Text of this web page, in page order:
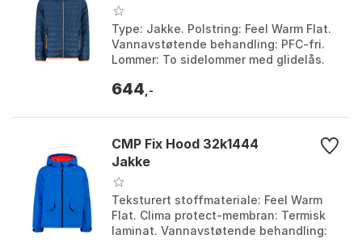
Type: Jakke. Polstring: Feel Warm Flat.
Vannavstøtende behandling: PFC-fri.
Lommer: To sidelommer med glidelås.
3Y, 5Y...
644 ,-
CMP Fix Hood 32k1444
Jakke
Teksturert stoffmateriale: Feel Warm
Flat. Clima protect-membran: Termisk
laminat. Vannavstøtende behandling: